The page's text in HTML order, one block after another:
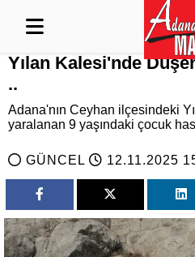
Yılan Kalesi'nde
..
Adana'nın Ceyhan ilçesindeki
yaralanan 9 yaşındaki çocuk
GÜNCEL 12.11.2025